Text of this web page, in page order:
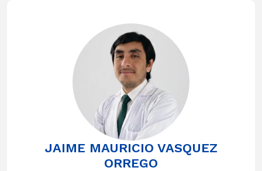
JAIME MAURICIO VASQUEZ
ORREGO